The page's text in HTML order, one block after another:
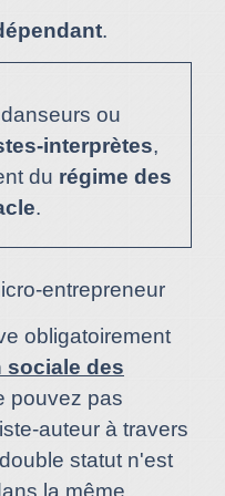
.
ou
interprètes,
du régime des
.
entrepreneur
obligatoirement
sociale des
pouvez pas
auteur à travers
statut n'est
la même